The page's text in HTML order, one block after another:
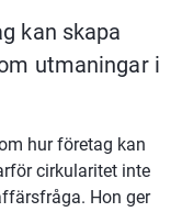
kan skapa
utmaningar i
hur företag kan
cirkularitet inte
Hon ger